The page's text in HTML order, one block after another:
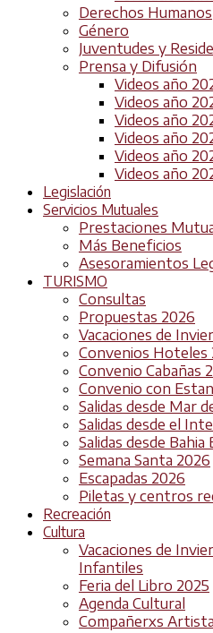
Derechos Humanos
Género
Juventudes y
Prensa y Difusión
Videos año
Videos año
Videos año
Videos año
Videos año
Videos año
Legislación
Servicios Mutuales
Prestaciones
Más Beneficios
Asesoramientos
TURISMO
Consultas
Propuestas 2026
Vacaciones de
Convenios Hoteles
Convenio Cabañas
Convenio con
Salidas desde Mar
Salidas desde el
Salidas desde Bahia
Semana Santa 2026
Escapadas 2026
Piletas y centros
Recreación
Cultura
Vacaciones de
Infantiles
Feria del Libro 2025
Agenda Cultural
Compañerxs